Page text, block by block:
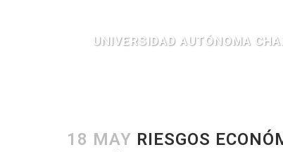
UNIVERSIDAD AUTÓNOMA
18 MAY RIESGOS